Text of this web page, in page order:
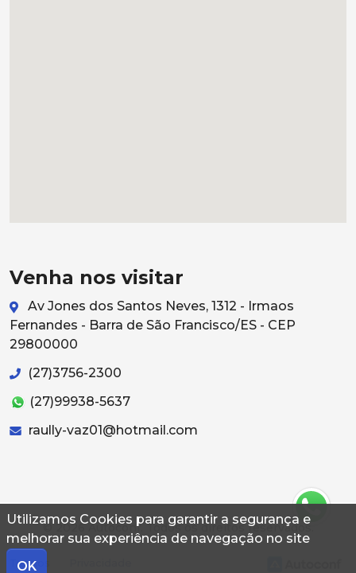
Utilizamos Cookies para garantir a segurança e
melhorar sua experiência de navegação no site
OK
Venha nos visitar
Av Jones dos Santos Neves, 1312 - Irmaos
Fernandes - Barra de São Francisco/ES - CEP
29800000
(27)3756-2300
(27)99938-5637
raully-vaz01@hotmail.com
© 2026 Autoconf. Todos os direitos reservados.
Termos